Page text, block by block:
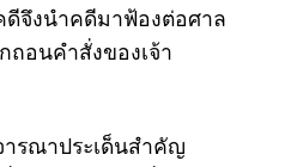
จึงนำคดีมาฟ้องต่อศาล
ถอนคำสั่งของเจ้า
รณาประเด็นสำคัญ